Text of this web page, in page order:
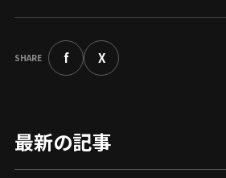
SHARE f X
最新の記事